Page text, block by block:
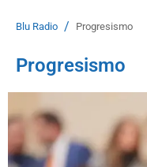
Blu Radio / Progresismo
Progresismo